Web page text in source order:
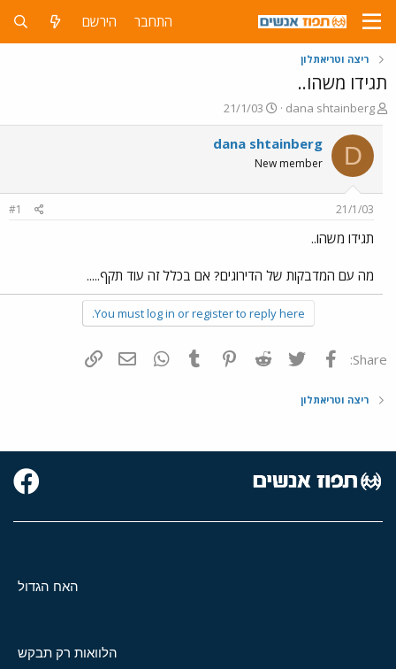
התחבר הירשם
ריצה וטריאתלון
תגידו משהו..
פ
ו
ת
ח
ה
ש
א
dana shtainberg
פ
ו
ר
ם
21/1/03
D
dana shtainberg
New member
21/1/03
#1
תגידו משהו..
מה עם המדבקות של הדירוגים? אם בכלל זה עוד תקף.....
You must log in or register to reply here.
Share: פייסבוק Twitter
Reddit
Pinterest
Tumblr
WhatsAppדואר אלקטרוני
ריצה וטריאתלון
האח הגדול
הלוואות רק תבקש